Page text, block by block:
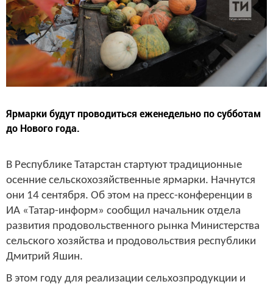
Ярмарки будут проводиться еженедельно по субботам
до Нового года.
В Республике Татарстан стартуют традиционные
осенние сельскохозяйственные ярмарки. Начнутся
они 14 сентября. Об этом на пресс-конференции в
ИА «Татар-информ» сообщил начальник отдела
развития продовольственного рынка Министерства
сельского хозяйства и продовольствия республики
Дмитрий Яшин.
В этом году для реализации сельхозпродукции и